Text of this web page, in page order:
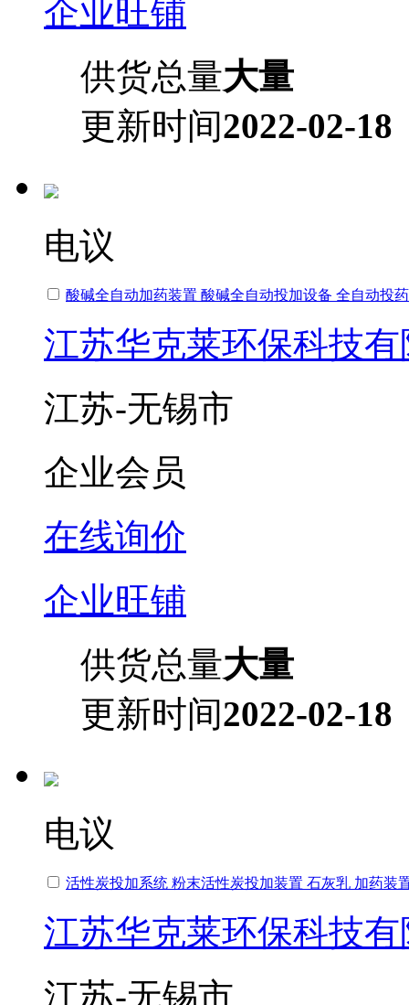
企业旺铺
供货总量大量
更新时间2022-02-18
电议
酸碱全自动加药装置 酸碱全自动投加设备 全自动投
江苏华克莱环保科技
江苏-无锡市
企业会员
在线询价
企业旺铺
供货总量大量
更新时间2022-02-18
电议
活性炭投加系统 粉末活性炭投加装置 石灰乳 加药装
江苏华克莱环保科技
江苏-无锡市